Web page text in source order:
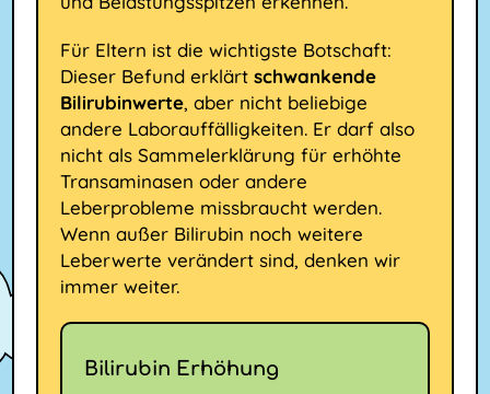
Für Eltern ist die wichtigste Botschaft:
Dieser Befund erklärtschwankende
Bilirubinwerte, aber nicht beliebige
andere Laborauffälligkeiten. Er darf also
nicht als Sammelerklärung für erhöhte
Transaminasen oder andere
Leberprobleme missbraucht werden.
Wenn außer Bilirubin noch weitere
Leberwerte verändert sind, denken wir
immer weiter.
Bilirubin Erhöhung